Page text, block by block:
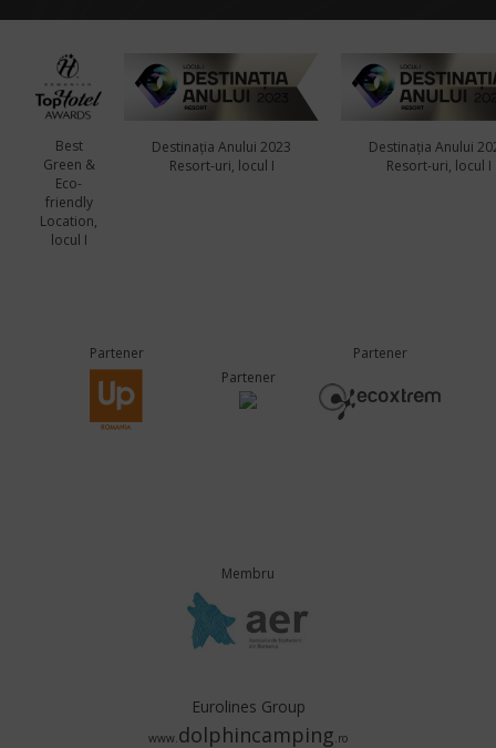
Best
Green &
Eco-
friendly
Location,
locul I
Destinația Anului 2023
Resort-uri, locul I
Destinația Anului
Resort-uri, locul I
Partener
Partener
Partener
Membru
Eurolines Group
www.dolphincamping.ro